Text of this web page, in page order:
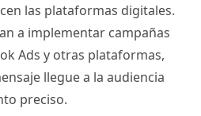
las plataformas digitales.
a implementar campañas
Ads y otras plataformas,
llegue a la audiencia
preciso.